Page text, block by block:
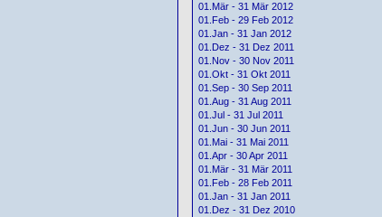
01.Mär - 31 Mär 2012
01.Feb - 29 Feb 2012
01.Jan - 31 Jan 2012
01.Dez - 31 Dez 2011
01.Nov - 30 Nov 2011
01.Okt - 31 Okt 2011
01.Sep - 30 Sep 2011
01.Aug - 31 Aug 2011
01.Jul - 31 Jul 2011
01.Jun - 30 Jun 2011
01.Mai - 31 Mai 2011
01.Apr - 30 Apr 2011
01.Mär - 31 Mär 2011
01.Feb - 28 Feb 2011
01.Jan - 31 Jan 2011
01.Dez - 31 Dez 2010